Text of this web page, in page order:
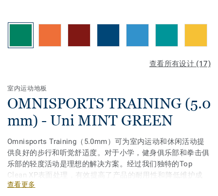
查看所有设计 (17)
室内运动地板
OMNISPORTS TRAINING (5.0
mm) - Uni MINT GREEN
Omnisports Training（5.0mm）可为室内运动和休闲活动提
供良好的步行和听觉舒适度。对于小学，健身俱乐部和拳击俱
乐部的轻度活动是理想的解决方案。经过我们独特的Top
Clean XP表面处理，有效提高了产品的耐用性和降低维护成
本。
查看更多